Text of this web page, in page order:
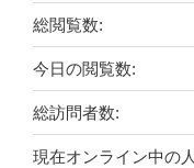
総閲覧数:
今日の閲覧数:
総訪問者数:
現在オンライン中の